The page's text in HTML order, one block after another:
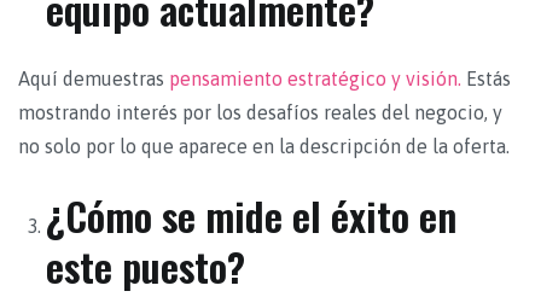
Aquí demuestras pensamiento estratégico y visión. Estás
mostrando interés por los desafíos reales del negocio, y
no solo por lo que aparece en la descripción de la oferta.
¿Cómo se mide el éxito en
este puesto?